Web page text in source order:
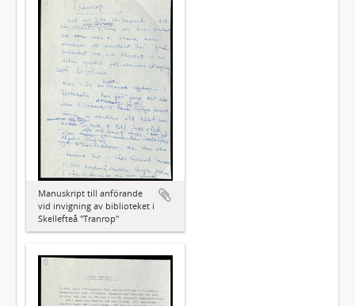
Manuskript till anförande
vid invigning av biblioteket i
Skellefteå "Tranrop"